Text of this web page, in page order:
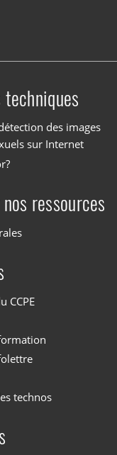
des images
sur Internet
ressources
CCPE
technos